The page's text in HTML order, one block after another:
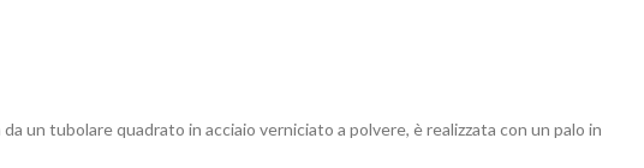
un tubolare quadrato in acciaio verniciato a polvere, è realizzata con un palo in